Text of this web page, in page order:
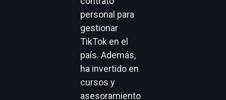
personal para
gestionar
TikTok en el
país. Además,
ha invertido en
cursos y
asesoramiento